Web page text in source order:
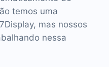
temos uma
mas nossos
nessa